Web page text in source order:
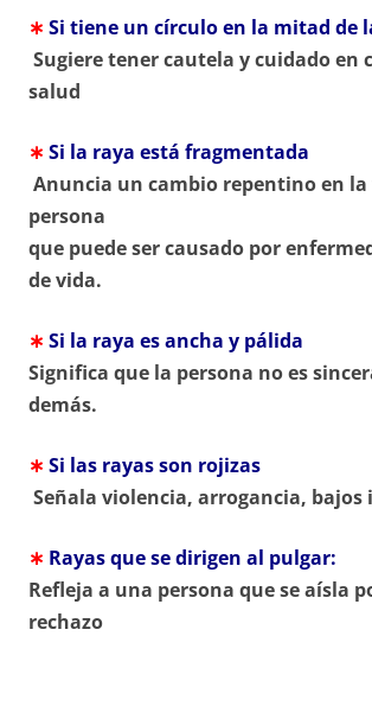
∗ Si tiene un círculo en la mitad de
Sugiere tener cautela y cuidado en
salud
∗ Si la raya está fragmentada
Anuncia un cambio repentino en la
persona
que puede ser causado por
de vida.
∗ Si la raya es ancha y pálida
Significa que la persona no es
demás.
∗ Si las rayas son rojizas
Señala violencia, arrogancia,
∗ Rayas que se dirigen al pulgar:
Refleja a una persona que se aísla
rechazo